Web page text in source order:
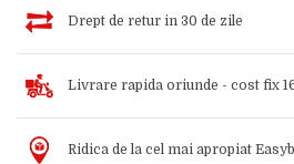
Drept de retur in 30 de zile
Livrare rapida oriunde - cost fix
Ridica de la cel mai apropiat